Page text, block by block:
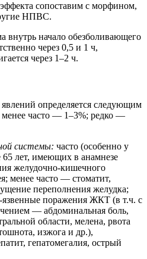
сопоставим с морфином,
НПВС.
внутрь начало обезболивающего
через 0,5 и 1 ч,
через 1–2 ч.
определяется следующим
менее часто — 1–3%; редко —
системы: часто (особенно у
лет, имеющих в анамнезе
желудочно-кишечного
менее часто — стоматит,
переполнения желудка;
поражения ЖКТ (в т.ч. с
— абдоминальная боль,
области, мелена, рвота
изжога и др.),
гепатомегалия, острый